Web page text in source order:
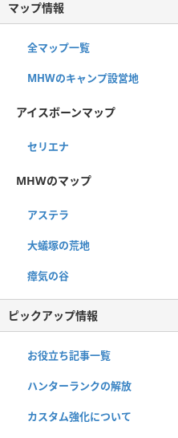
マップ情報
全マップ一覧
MHWのキャンプ設営地
アイスボーンマップ
セリエナ
MHWのマップ
アステラ
大蟻塚の荒地
瘴気の谷
ピックアップ情報
お役立ち記事一覧
ハンターランクの解放
カスタム強化について